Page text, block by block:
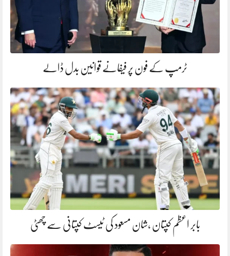
ٹرمپ کے فون پر فیفانے قوانین بدل ڈالے
بابر اعظم کپتان ،شان مسعود کی ٹیسٹ کپتانی سے چھٹی